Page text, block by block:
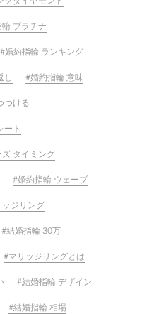
プラチナ
婚約指輪 ランキング
し 婚約指輪 意味
つける
ート
ズ タイミング
婚約指輪 ウェーブ
ッジリング
結婚指輪 30万
マリッジリングとは
結婚指輪 デザイン
結婚指輪 相場